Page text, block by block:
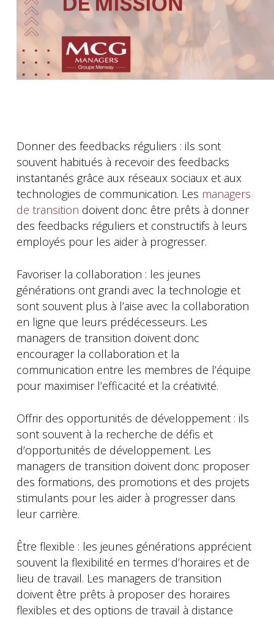
Donner des feedbacks réguliers : ils sont
souvent habitués à recevoir des feedbacks
instantanés grâce aux réseaux sociaux et aux
technologies de communication. Les managers
de transition doivent donc être prêts à donner
des feedbacks réguliers et constructifs à leurs
employés pour les aider à progresser.
Favoriser la collaboration : les jeunes
générations ont grandi avec la technologie et
sont souvent plus à l’aise avec la collaboration
en ligne que leurs prédécesseurs. Les
managers de transition doivent donc
encourager la collaboration et la
communication entre les membres de l’équipe
pour maximiser l’efficacité et la créativité.
Offrir des opportunités de développement : ils
sont souvent à la recherche de défis et
d’opportunités de développement. Les
managers de transition doivent donc proposer
des formations, des promotions et des projets
stimulants pour les aider à progresser dans
leur carrière.
Être flexible : les jeunes générations apprécient
souvent la flexibilité en termes d’horaires et de
lieu de travail. Les managers de transition
doivent être prêts à proposer des horaires
flexibles et des options de travail à distance